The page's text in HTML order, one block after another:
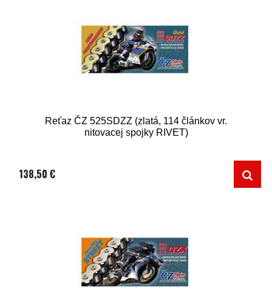
Reťaz ČZ 525SDZZ (zlatá, 114 článkov vr.
nitovacej spojky RIVET)
138,50 €